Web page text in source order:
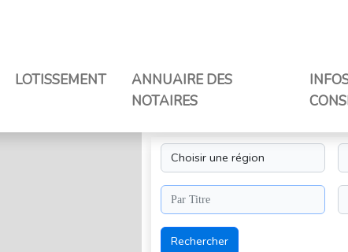
LOTISSEMENT
ANNUAIRE DES
NOTAIRES
Rechercher